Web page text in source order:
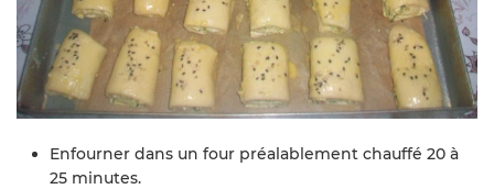
Enfourner dans un four préalablement chauffé 20 à
25 minutes.